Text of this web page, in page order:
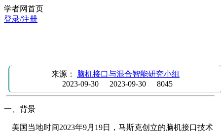
学者网首页
登录/注册
来源： 脑机接口与混合智能研究小组
2023-09-30
2023-09-30 8045
一、背景
美国当地时间2023年9月19日，马斯克创立的脑机接口技术